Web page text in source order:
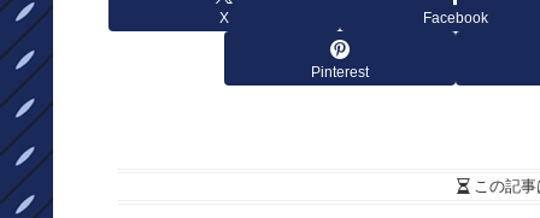
X Facebook
Pinterest
この記事